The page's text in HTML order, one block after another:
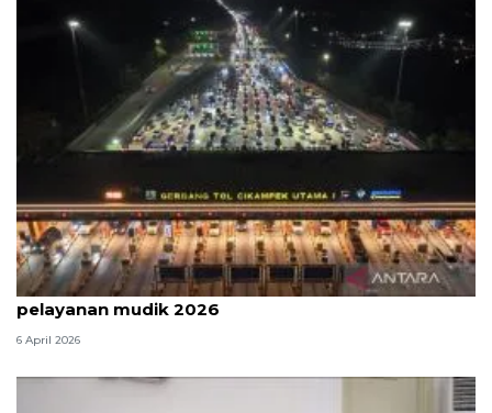
Survei: 88,8 persen responden puas dengan
pelayanan mudik 2026
6 April 2026